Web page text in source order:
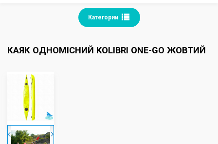
Категории
КАЯК ОДНОМІСНИЙ KOLIBRI ONE-GO ЖОВТИЙ